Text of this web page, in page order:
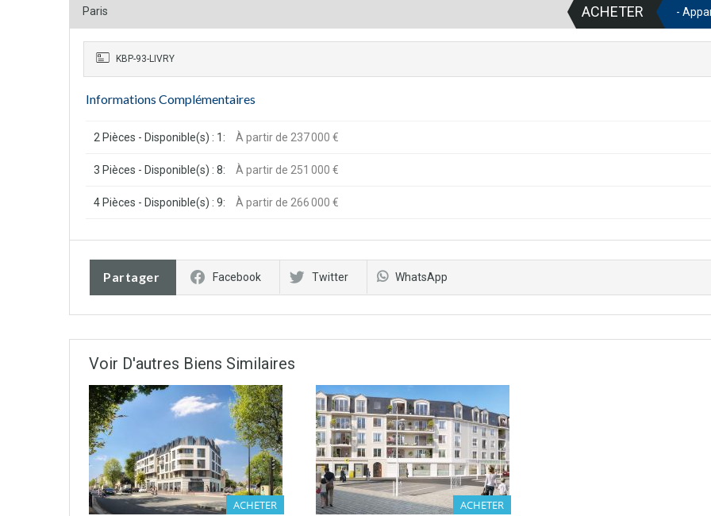
Paris ACHETER -
KBP-93-LIVRY
Informations Complémentaires
2 Pièces - Disponible(s) : 1: À partir de 237 000 €
3 Pièces - Disponible(s) : 8: À partir de 251 000 €
4 Pièces - Disponible(s) : 9: À partir de 266 000 €
Partager Facebook Twitter WhatsApp
Voir D'autres Biens Similaires
ACHETER ACHETER